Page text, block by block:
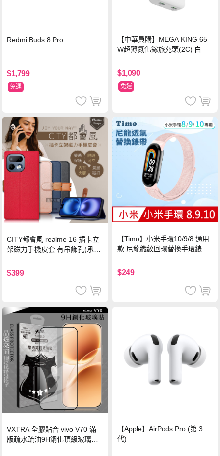
Redmi Buds 8 Pro
$1,799
免運
【中華員購】MEGA KING 65
W超薄氮化鎵旅充頭(2C) 白
$1,090
免運
CITY都會風 realme 16 插卡立
架磁力手機皮套 有吊飾孔(承諾
$399
【Timo】小米手環10/9/8 通用
款 尼龍織紋回環替換手環錶帶-
$249
VXTRA 全膠貼合 vivo V70 滿
版疏水疏油9H鋼化頂級玻璃貼
【Apple】AirPods Pro (第 3
代)